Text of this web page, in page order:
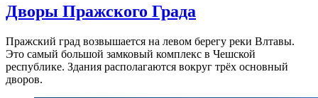
Дворы Пражского Града
Пражский град возвышается на левом берегу реки Влтавы.
Это самый большой замковый комплекс в Чешской
республике. Здания располагаются вокруг трёх основный
дворов.